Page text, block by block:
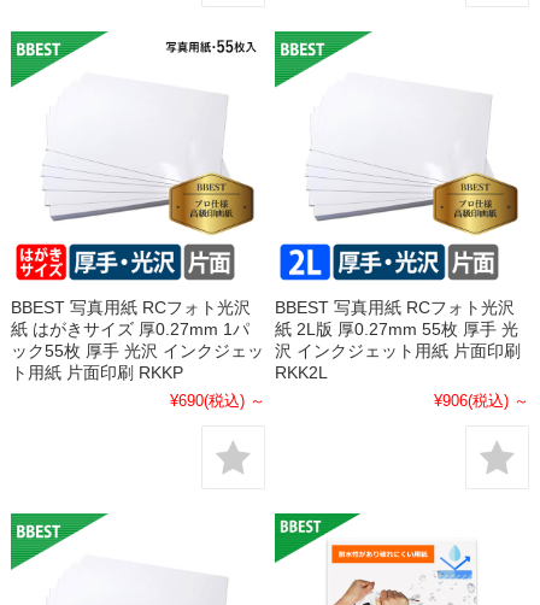
BBEST 写真用紙 RCフォト光沢
紙 はがきサイズ 厚0.27mm 1パ
ック55枚 厚手 光沢 インクジェッ
ト用紙 片面印刷 RKKP
¥690(税込) ～
BBEST 写真用紙 RCフォト光沢
紙 2L版 厚0.27mm 55枚 厚手 光
沢 インクジェット用紙 片面印刷
RKK2L
¥906(税込) ～